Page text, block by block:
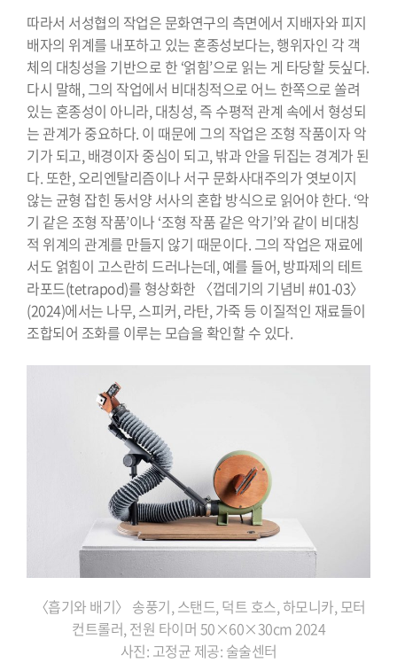
따라서 서성협의 작업은 문화연구의 측면에서 지배자와 피지
배자의 위계를 내포하고 있는 혼종성보다는, 행위자인 각 객
체의 대칭성을 기반으로 한 ‘얽힘’으로 읽는 게 타당할 듯싶다.
다시 말해, 그의 작업에서 비대칭적으로 어느 한쪽으로 쏠려
있는 혼종성이 아니라, 대칭성, 즉 수평적 관계 속에서 형성되
는 관계가 중요하다. 이 때문에 그의 작업은 조형 작품이자 악
기가 되고, 배경이자 중심이 되고, 밖과 안을 뒤집는 경계가 된
다. 또한, 오리엔탈리즘이나 서구 문화사대주의가 엿보이지
않는 균형 잡힌 동서양 서사의 혼합 방식으로 읽어야 한다. ‘악
기 같은 조형 작품’이나 ‘조형 작품 같은 악기’와 같이 비대칭
적 위계의 관계를 만들지 않기 때문이다. 그의 작업은 재료에
서도 얽힘이 고스란히 드러나는데, 예를 들어, 방파제의 테트
라포드(tetrapod)를 형상화한 〈껍데기의 기념비 #01-03〉
(2024)에서는 나무, 스피커, 라탄, 가죽 등 이질적인 재료들이
조합되어 조화를 이루는 모습을 확인할 수 있다.
〈흡기와 배기〉 송풍기, 스탠드, 덕트 호스, 하모니카, 모터
컨트롤러, 전원 타이머 50×60×30cm 2024
사진: 고정균 제공: 술술센터